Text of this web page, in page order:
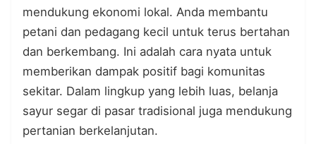
mendukung ekonomi lokal. Anda membantu
petani dan pedagang kecil untuk terus bertahan
dan berkembang. Ini adalah cara nyata untuk
memberikan dampak positif bagi komunitas
sekitar. Dalam lingkup yang lebih luas, belanja
sayur segar di pasar tradisional juga mendukung
pertanian berkelanjutan.